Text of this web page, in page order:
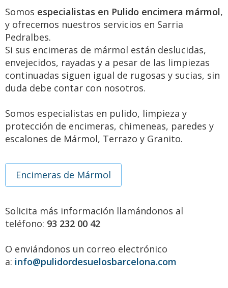
Somos especialistas en Pulido encimera mármol,
y ofrecemos nuestros servicios en Sarria
Pedralbes.
Si sus encimeras de mármol están deslucidas,
envejecidos, rayadas y a pesar de las limpiezas
continuadas siguen igual de rugosas y sucias, sin
duda debe contar con nosotros.
Somos especialistas en pulido, limpieza y
protección de encimeras, chimeneas, paredes y
escalones de Mármol, Terrazo y Granito.
Encimeras de Mármol
Solicita más información llamándonos al
teléfono: 93 232 00 42
O enviándonos un correo electrónico
a: info@pulidordesuelosbarcelona.com